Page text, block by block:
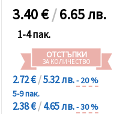
3.40€/6.65 лв.
1-4 пак.
ОТСТЪПКИ
ЗА КОЛИЧЕСТВО
2.72 €/5.32 лв.- 20 %
5-9 пак.
2.38 €/4.65 лв.- 30 %